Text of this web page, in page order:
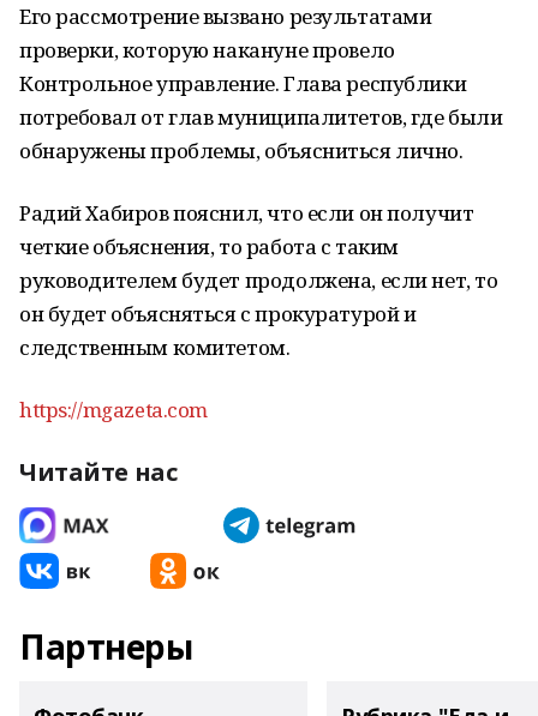
Его рассмотрение вызвано результатами
проверки, которую накануне провело
Контрольное управление. Глава республики
потребовал от глав муниципалитетов, где были
обнаружены проблемы, объясниться лично.
Радий Хабиров пояснил, что если он получит
четкие объяснения, то работа с таким
руководителем будет продолжена, если нет, то
он будет объясняться с прокуратурой и
следственным комитетом.
https://mgazeta.com
Читайте нас
Партнеры